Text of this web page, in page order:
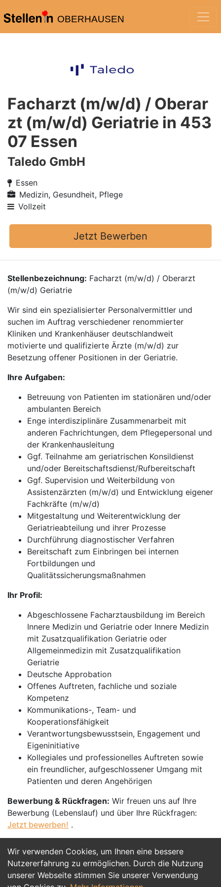
OBERHAUSEN
Wir verwenden Cookies, um Ihnen eine bessere
Nutzererfahrung zu ermöglichen. Durch die Nutzung
unserer Webseite stimmen Sie unserer Verwendung
Facharzt (m/w/d) / Oberar
zt (m/w/d) Geriatrie in 453
07 Essen
Taledo GmbH
Essen
Medizin, Gesundheit, Pflege
Vollzeit
Jetzt Bewerben
Stellenbezeichnung: Facharzt (m/w/d) / Oberarzt
(m/w/d) Geriatrie
Wir sind ein spezialisierter Personalvermittler und
suchen im Auftrag verschiedener renommierter
Kliniken und Krankenhäuser deutschlandweit
motivierte und qualifizierte Ärzte (m/w/d) zur
Besetzung offener Positionen in der Geriatrie.
Ihre Aufgaben:
Betreuung von Patienten im stationären und/oder
ambulanten Bereich
Enge interdisziplinäre Zusammenarbeit mit
anderen Fachrichtungen, dem Pflegepersonal und
der Krankenhausleitung
Ggf. Teilnahme am geriatrischen Konsildienst
und/oder Bereitschaftsdienst/Rufbereitschaft
Ggf. Supervision und Weiterbildung von
Assistenzärzten (m/w/d) und Entwicklung eigener
Fachkräfte (m/w/d)
Mitgestaltung und Weiterentwicklung der
Geriatrieabteilung und ihrer Prozesse
Durchführung diagnostischer Verfahren
Bereitschaft zum Einbringen bei internen
Fortbildungen und
Qualitätssicherungsmaßnahmen
Ihr Profil:
Abgeschlossene Facharztausbildung im Bereich
Innere Medizin und Geriatrie oder Innere Medizin
mit Zusatzqualifikation Geriatrie oder
Allgemeinmedizin mit Zusatzqualifikation
Geriatrie
Deutsche Approbation
Offenes Auftreten, fachliche und soziale
Kompetenz
Kommunikations-, Team- und
Kooperationsfähigkeit
Verantwortungsbewusstsein, Engagement und
Eigeninitiative
Kollegiales und professionelles Auftreten sowie
ein freundlicher, aufgeschlossener Umgang mit
Patienten und deren Angehörigen
Bewerbung & Rückfragen: Wir freuen uns auf Ihre
Bewerbung (Lebenslauf) und über Ihre Rückfragen:
Jetzt bewerben! .
Jetzt Bewerben